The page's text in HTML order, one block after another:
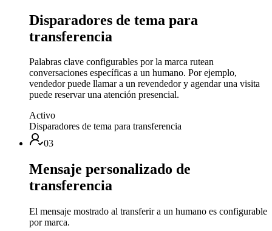
Disparadores de tema para
transferencia
Palabras clave configurables por la marca rutean
conversaciones específicas a un humano. Por ejemplo,
vendedor puede llamar a un revendedor y agendar una visita
puede reservar una atención presencial.
Activo
Disparadores de tema para transferencia
03
Mensaje personalizado de
transferencia
El mensaje mostrado al transferir a un humano es configurable
por marca.